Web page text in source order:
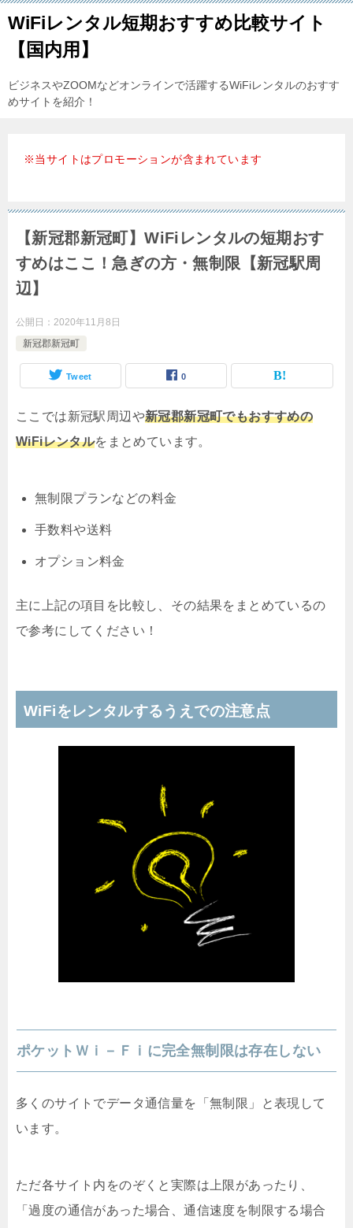
WiFiレンタル短期おすすめ比較サイト
【国内用】
ビジネスやZOOMなどオンラインで活躍するWiFiレンタルのおすす
めサイトを紹介！
※当サイトはプロモーションが含まれています
【新冠郡新冠町】WiFiレンタルの短期おす
すめはここ！急ぎの方・無制限【新冠駅周
辺】
公開日： 2020年11月8日
新冠郡新冠町
Tweet 0
ここでは新冠駅周辺や新冠郡新冠町でもおすすめの
WiFiレンタルをまとめています。
無制限プランなどの料金
手数料や送料
オプション料金
主に上記の項目を比較し、その結果をまとめているの
で参考にしてください！
WiFiをレンタルするうえでの注意点
ポケットＷｉ－Ｆｉに完全無制限は存在しない
多くのサイトでデータ通信量を「無制限」と表現して
います。
ただ各サイト内をのぞくと実際は上限があったり、
「過度の通信があった場合、通信速度を制限する場合